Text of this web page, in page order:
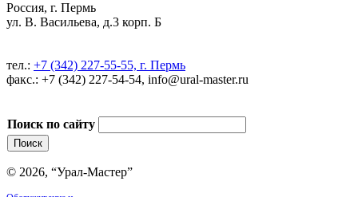
Россия, г. Пермь
ул. В. Васильева, д.3 корп. Б
тел.: +7 (342) 227-55-55, г. Пермь
факс.: +7 (342) 227-54-54, info@ural-master.ru
Поиск по сайту
© 2026, “Урал-Мастер”